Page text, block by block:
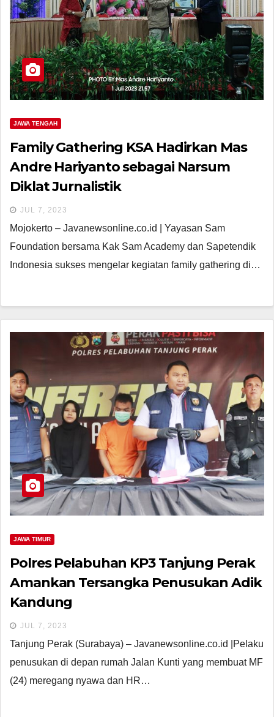
JAWA TENGAH
Family Gathering KSA Hadirkan Mas
Andre Hariyanto sebagai Narsum
Diklat Jurnalistik
JUL 7, 2023
Mojokerto – Javanewsonline.co.id | Yayasan Sam
Foundation bersama Kak Sam Academy dan Sapetendik
Indonesia sukses mengelar kegiatan family gathering di…
JAWA TIMUR
Polres Pelabuhan KP3 Tanjung Perak
Amankan Tersangka Penusukan Adik
Kandung
JUL 7, 2023
Tanjung Perak (Surabaya) – Javanewsonline.co.id |Pelaku
penusukan di depan rumah Jalan Kunti yang membuat MF
(24) meregang nyawa dan HR…